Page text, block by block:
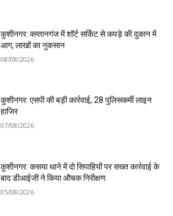
कुशीनगर: कप्तानगंज में शॉर्ट सर्किट से कपड़े की दुकान में
आग, लाखों का नुकसान
08/08/2026
कुशीनगर: एसपी की बड़ी कार्रवाई, 28 पुलिसकर्मी लाइन
हाजिर
07/08/2026
कुशीनगर: कसया थाने में दो सिपाहियों पर सख्त कार्रवाई के
बाद डीआईजी ने किया औचक निरीक्षण
05/08/2026